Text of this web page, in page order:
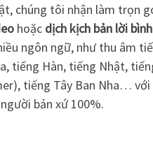
chúng tôi nhận làm trọn
hoặc dịch kịch bản lời bình
ngôn ngữ, như thu âm
tiếng Hàn, tiếng Nhật,
tiếng Tây Ban Nha…
bản xứ 100%.